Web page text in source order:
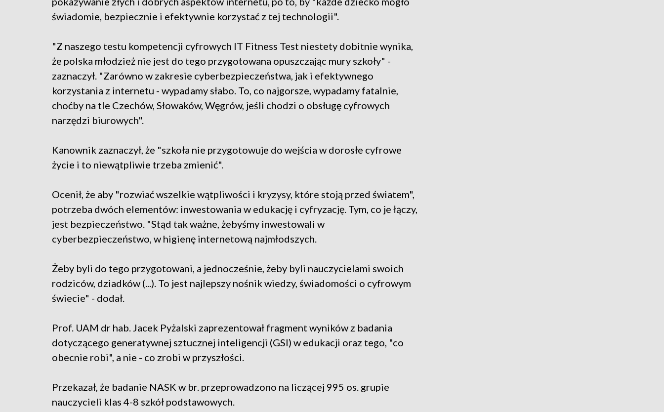
świadomie, bezpiecznie i efektywnie korzystać z tej technologii".
"Z naszego testu kompetencji cyfrowych IT Fitness Test niestety dobitnie wynika,
że polska młodzież nie jest do tego przygotowana opuszczając mury szkoły" -
zaznaczył. "Zarówno w zakresie cyberbezpieczeństwa, jak i efektywnego
korzystania z internetu - wypadamy słabo. To, co najgorsze, wypadamy fatalnie,
choćby na tle Czechów, Słowaków, Węgrów, jeśli chodzi o obsługę cyfrowych
narzędzi biurowych".
Kanownik zaznaczył, że "szkoła nie przygotowuje do wejścia w dorosłe cyfrowe
życie i to niewątpliwie trzeba zmienić".
Ocenił, że aby "rozwiać wszelkie wątpliwości i kryzysy, które stoją przed światem",
potrzeba dwóch elementów: inwestowania w edukację i cyfryzację. Tym, co je łączy,
jest bezpieczeństwo. "Stąd tak ważne, żebyśmy inwestowali w
cyberbezpieczeństwo, w higienę internetową najmłodszych.
Żeby byli do tego przygotowani, a jednocześnie, żeby byli nauczycielami swoich
rodziców, dziadków (...). To jest najlepszy nośnik wiedzy, świadomości o cyfrowym
świecie" - dodał.
Prof. UAM dr hab. Jacek Pyżalski zaprezentował fragment wyników z badania
dotyczącego generatywnej sztucznej inteligencji (GSI) w edukacji oraz tego, "co
obecnie robi", a nie - co zrobi w przyszłości.
Przekazał, że badanie NASK w br. przeprowadzono na liczącej 995 os. grupie
nauczycieli klas 4-8 szkół podstawowych.